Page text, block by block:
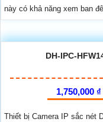
này có khả năng xem ban
DH-IPC-
1,750,000 ₫
Thiết bị Camera IP sắc nét